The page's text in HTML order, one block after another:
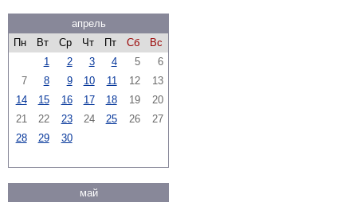
апрель
Пн
Вт Ср Чт Пт Сб
Вс
1
2 3 4 5
6
7
8 9 10 11 12
13
14
15 16 17 18 19
20
21
22 23 24 25 26
27
28
29 30
май